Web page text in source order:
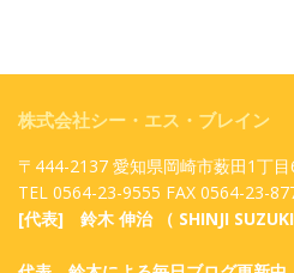
株式会社シー・エス・ブレイン
〒444-2137 愛知県岡崎市薮田1丁
TEL 0564-23-9555 FAX 0564-23-
[代表] 鈴木 伸治 （ SHINJI